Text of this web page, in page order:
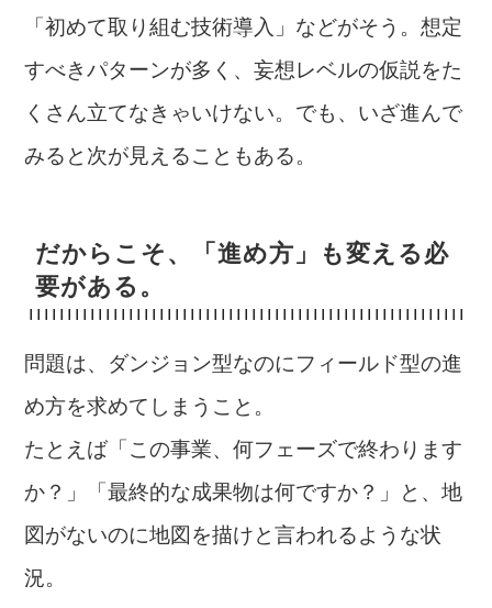
「初めて取り組む技術導入」などがそう。想定
すべきパターンが多く、妄想レベルの仮説をた
くさん立てなきゃいけない。でも、いざ進んで
みると次が見えることもある。
だからこそ、「進め方」も変える必
要がある。
問題は、ダンジョン型なのにフィールド型の進
め方を求めてしまうこと。
たとえば「この事業、何フェーズで終わります
か？」「最終的な成果物は何ですか？」と、地
図がないのに地図を描けと言われるような状
況。